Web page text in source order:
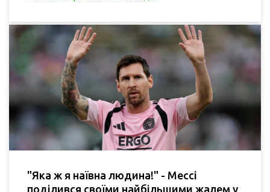
"Яка ж я наївна людина!" - Мессі
поділився своїми найбільшими жалем у